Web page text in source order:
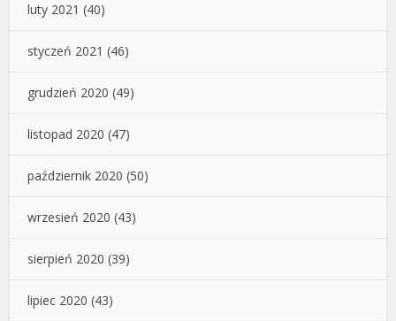
luty 2021 (40)
styczeń 2021 (46)
grudzień 2020 (49)
listopad 2020 (47)
październik 2020 (50)
wrzesień 2020 (43)
sierpień 2020 (39)
lipiec 2020 (43)